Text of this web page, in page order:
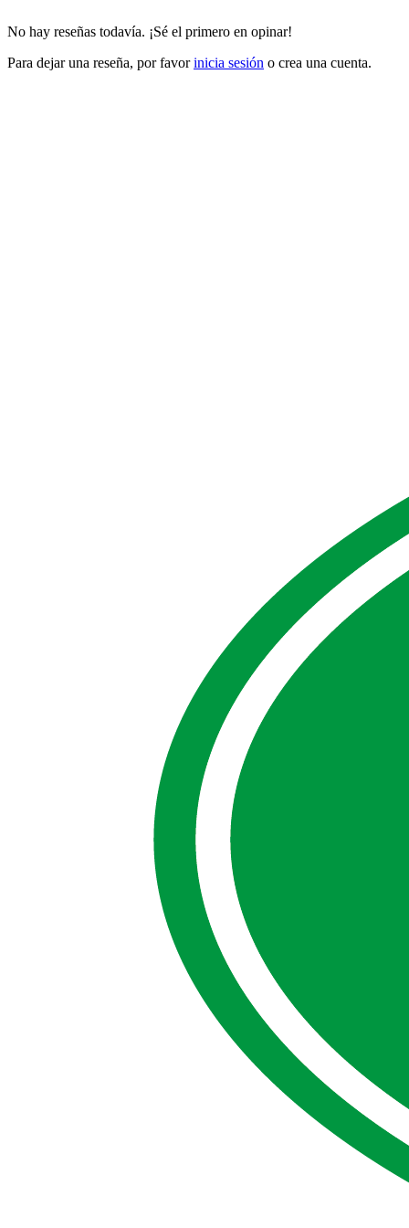
No hay reseñas todavía. ¡Sé el primero en opinar!
Para dejar una reseña, por favorinicia sesión o crea una cuenta.